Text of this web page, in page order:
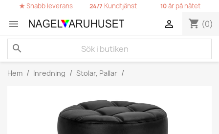
★Snabb leverans 24/7 Kundtjänst 10år på nätet
 shopping_cart (0)

search
Hem Inredning Stolar, Pallar